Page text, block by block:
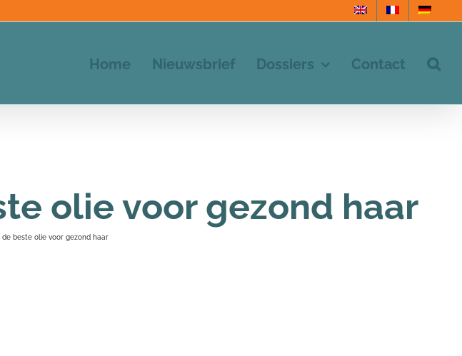
Home Nieuwsbrief Dossiers Contact
olie voor gezond haar
de beste olie voor gezond haar